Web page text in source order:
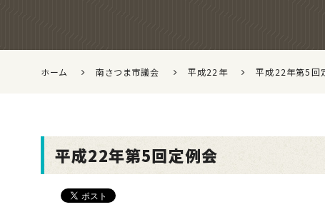
ホーム 南さつま市議会 平成22年 平成22年第5回
平成22年第5回定例会